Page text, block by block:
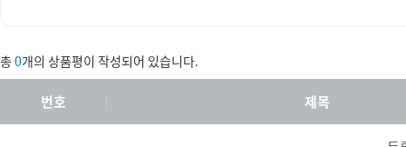
총 0개의 상품평이 작성되어 있습니다.
번호 제목